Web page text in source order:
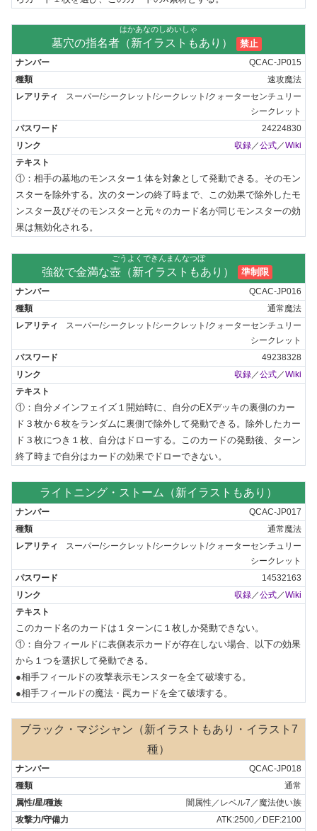
はかあなのしめいしゃ
墓穴の指名者（新イラストもあり） 禁止
QCAC-JP015
速攻魔法
スーパー/シークレット/シークレット/クォーターセンチュリー
シークレット
24224830
収録／公式／Wiki
①：相手の墓地のモンスター１体を対象として発動できる。そのモン
スターを除外する。次のターンの終了時まで、この効果で除外したモ
ンスター及びそのモンスターと元々のカード名が同じモンスターの効
果は無効化される。
ごうよくできんまんなつぼ
強欲で金満な壺（新イラストもあり） 準制限
QCAC-JP016
通常魔法
スーパー/シークレット/シークレット/クォーターセンチュリー
シークレット
49238328
収録 ／公式 ／Wiki
①：自分メインフェイズ１開始時に、自分のEXデッキの裏側のカー
ド３枚か６枚をランダムに裏側で除外して発動できる。除外したカー
ド３枚につき１枚、自分はドローする。このカードの発動後、ターン
終了時まで自分はカードの効果でドローできない。
ライトニング・ストーム（新イラストもあり）
QCAC-JP017
通常魔法
スーパー/シークレット/シークレット/クォーターセンチュリー
シークレット
14532163
収録／公式／Wiki
このカード名のカードは１ターンに１枚しか発動できない。
①：自分フィールドに表側表示カードが存在しない場合、以下の効果
から１つを選択して発動できる。
●相手フィールドの攻撃表示モンスターを全て破壊する。
●相手フィールドの魔法・罠カードを全て破壊する。
ブラック・マジシャン（新イラストもあり・イラスト7
種）
QCAC-JP018
通常
闇属性／レベル7／魔法使い族
ATK:2500／DEF:2100